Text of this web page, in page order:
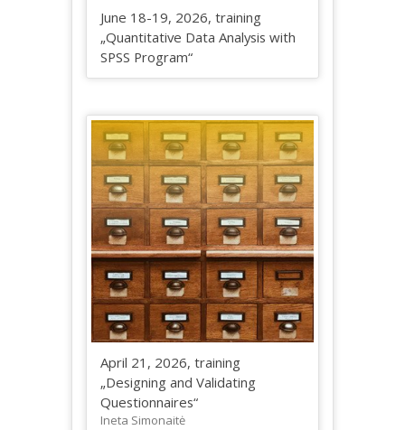
June 18-19, 2026, training
„Quantitative Data Analysis with
SPSS Program“
April 21, 2026, training
„Designing and Validating
Questionnaires“
Ineta Simonaitė